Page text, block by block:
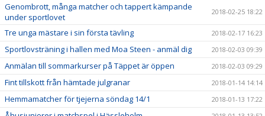
Genombrott, många matcher och tappert kämpande
under sportlovet
2018-02-25 18:22
Tre unga mästare i sin första tävling 2018-02-17 16:23
Sportlovsträning i hallen med Moa Steen - anmäl dig 2018-02-03 09:39
Anmälan till sommarkurser på Täppet är öppen 2018-02-03 09:29
Fint tillskott från hämtade julgranar 2018-01-14 14:14
Hemmamatcher för tjejerna söndag 14/1 2018-01-13 17:22